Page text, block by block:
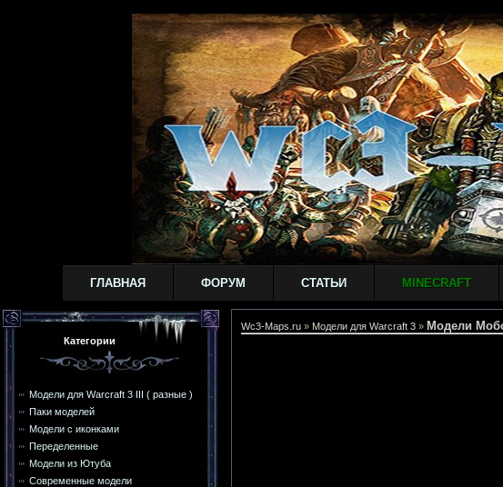
ГЛАВНАЯ ФОРУМ СТАТЬИ MINECRAFT
Категории
Модели для Warcraft 3 III ( разные )
Паки моделей
Модели с иконками
Переделенные
Модели из Ютуба
Современные модели
Wc3-Maps.ru » Модели для Warcraft 3 » Модели